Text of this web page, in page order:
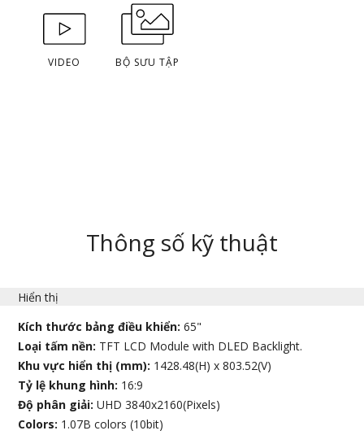
VIDEO BỘ SƯU TẬP
Thông số kỹ thuật
Hiển thị
Kích thước bảng điều khiển:65"
Loại tấm nền: TFT LCD Module with DLED Backlight.
Khu vực hiển thị (mm): 1428.48(H) x 803.52(V)
Tỷ lệ khung hình: 16:9
Độ phân giải:UHD 3840x2160(Pixels)
Colors: 1.07B colors (10bit)